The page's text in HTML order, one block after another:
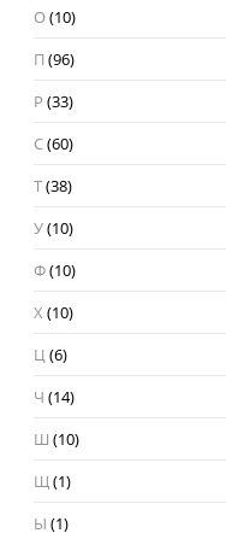
О(10)
П (96)
Р (33)
С(60)
Т(38)
У(10)
Ф(10)
Х (10)
Ц(6)
Ч (14)
Ш (10)
Щ(1)
Ы (1)